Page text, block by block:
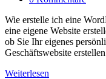
Wie erstelle ich eine
eine eigene Website
ob Sie Ihr eigenes
Geschäftswebsite
Weiterlesen